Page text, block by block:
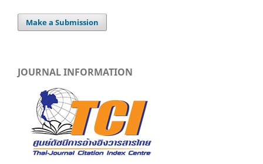
Make a Submission
JOURNAL INFORMATION